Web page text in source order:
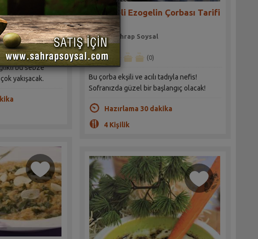
Çorbası Tarifi
bu sebze
yakışacak.
Meyaneli Ezogelin Çorbası Tarifi
Sahrap Soysal
(0)
Bu çorba ekşili ve acılı tadıyla nefis!
Sofranızda güzel bir başlangıç olacak!
Hazırlama 30 dakika
4 Kişilik